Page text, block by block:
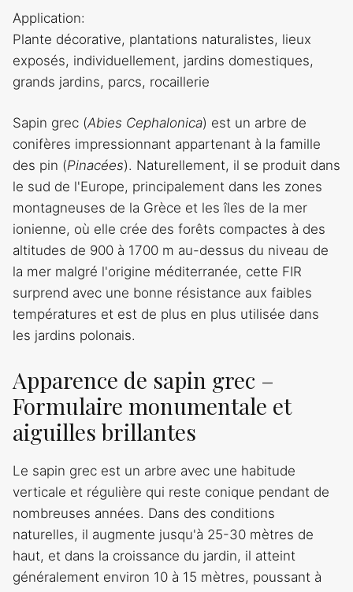
Application:
Plante décorative, plantations naturalistes, lieux
exposés, individuellement, jardins domestiques,
grands jardins, parcs, rocaillerie
Sapin grec (Abies Cephalonica) est un arbre de
conifères impressionnant appartenant à la famille
des pin (Pinacées). Naturellement, il se produit dans
le sud de l'Europe, principalement dans les zones
montagneuses de la Grèce et les îles de la mer
ionienne, où elle crée des forêts compactes à des
altitudes de 900 à 1700 m au-dessus du niveau de
la mer malgré l'origine méditerranée, cette FIR
surprend avec une bonne résistance aux faibles
températures et est de plus en plus utilisée dans
les jardins polonais.
Apparence de sapin grec –
Formulaire monumentale et
aiguilles brillantes
Le sapin grec est un arbre avec une habitude
verticale et régulière qui reste conique pendant de
nombreuses années. Dans des conditions
naturelles, il augmente jusqu'à 25-30 mètres de
haut, et dans la croissance du jardin, il atteint
généralement environ 10 à 15 mètres, poussant à